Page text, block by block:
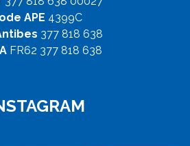
APE 4399C
377 818 638
FR62 377 818 638